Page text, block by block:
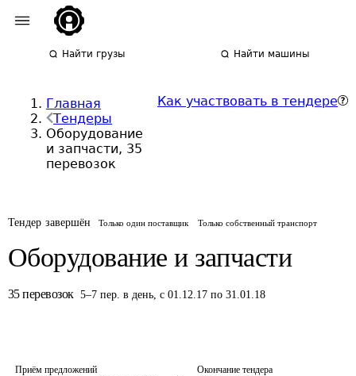
Найти грузы Найти машины
Главная
Тендеры
Оборудование
и запчасти, 35
перевозок
Как участвовать в тендере
Тендер завершён Только один поставщик Только собственный транспорт
Оборудование и запчасти
35 перевозок 5–7 пер. в день, с 01.12.17 по 31.01.18
Приём предложений
Окончание тендера